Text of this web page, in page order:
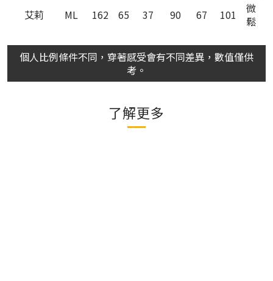
艾莉 ML 162 65 37 90 67 101
微
鬆
個人比例條件不同，穿著感受會有不同差異，數值僅供
考。
了解更多